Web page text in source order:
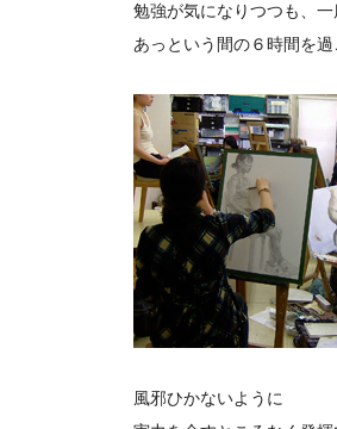
勉強が気になりつつも、
あっという間の６時間を過
風邪ひかないように